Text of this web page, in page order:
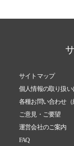
サイトマップ
個人情報の取り扱い
各種お問い合わせ（
ご意見・ご要望
運営会社のご案内
FAQ